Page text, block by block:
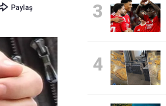
Paylaş 3
4